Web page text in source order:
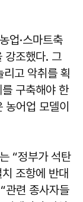
업·스마트축
강조했다. 그
고 악취를 획
구축해야 한
어업 모델이
“정부가 석탄
조항에 반대
관련 종사자들